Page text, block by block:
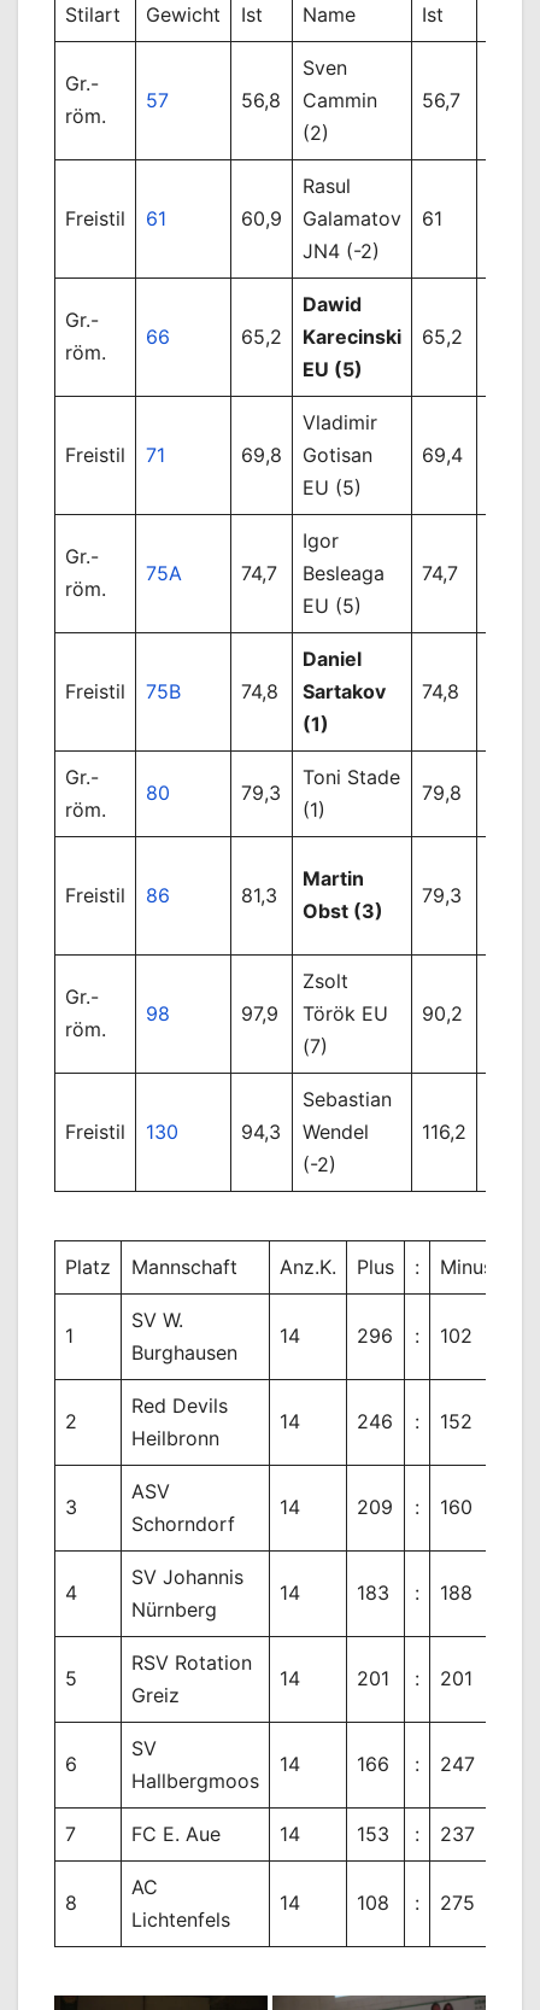
Stilart Gewicht Ist Name Ist
Gr.-
röm.
57 56,8
Sven
Cammin
(2)
56,7
Freistil 61 60,9
Rasul
Galamatov
JN4 (-2)
61
Gr.-
röm.
66 65,2
Dawid
Karecinski
EU (5)
65,2
Freistil 71 69,8
Vladimir
Gotisan
EU (5)
69,4
Gr.-
röm.
75A 74,7
Igor
Besleaga
EU (5)
74,7
Freistil 75B 74,8
Daniel
Sartakov
(1)
74,8
Gr.-
röm.
80 79,3
Toni Stade
(1)
79,8
Freistil 86 81,3
Martin
Obst (3)
79,3
Gr.-
röm.
98 97,9
Zsolt
Török EU
(7)
90,2
Freistil 130 94,3
Sebastian
Wendel
(-2)
116,2
Platz Mannschaft Anz.K. Plus : Minus
1
SV W.
Burghausen
14 296 : 102
2
Red Devils
Heilbronn
14 246 : 152
3
ASV
Schorndorf
14 209 : 160
4
SV Johannis
Nürnberg
14 183 : 188
5
RSV Rotation
Greiz
14 201 : 201
6
SV
Hallbergmoos
14 166 : 247
7 FC E. Aue 14 153 : 237
8
AC
Lichtenfels
14 108 : 275